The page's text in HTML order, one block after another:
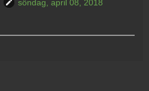
söndag, april 08, 2018